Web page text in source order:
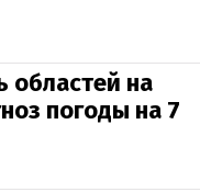
областей на
погоды на 7